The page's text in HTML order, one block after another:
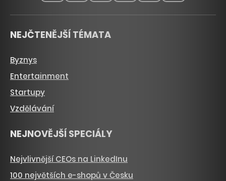
NEJČTENĚJŠÍ TÉMATA
Byznys
Entertainment
Startupy
Vzdělávání
NEJNOVĚJŠÍ SPECIÁLY
Nejvlivnější CEOs na LinkedInu
100 největších e-shopů v Česku